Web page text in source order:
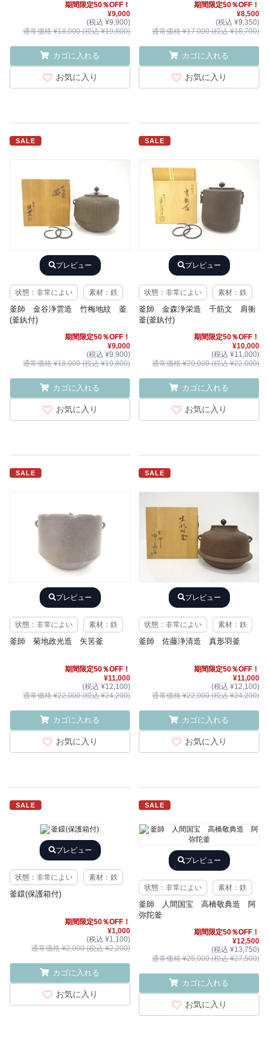
期間限定50％OFF！
¥9,000
(税込 ¥9,900)
通常価格 ¥18,000 (税込 ¥19,800)
カゴに入れる
お気に入り
期間限定50％OFF！
¥8,500
(税込 ¥9,350)
通常価格 ¥17,000 (税込 ¥18,700)
カゴに入れる
お気に入り
SALE
プレビュー
状態：非常によい 素材：鉄
釜師 金谷浄雲造 竹梅地紋 釜
(釜釻付)
期間限定50％OFF！
¥9,000
(税込 ¥9,900)
通常価格 ¥18,000 (税込 ¥19,800)
カゴに入れる
お気に入り
SALE
プレビュー
状態：非常によい 素材：鉄
釜師 金森浄栄造 千筋文 肩衝
釜(釜釻付)
期間限定50％OFF！
¥10,000
(税込 ¥11,000)
通常価格 ¥20,000 (税込 ¥22,000)
カゴに入れる
お気に入り
SALE
プレビュー
状態：非常によい 素材：鉄
釜師 菊地政光造 矢筈釜
期間限定50％OFF！
¥11,000
(税込 ¥12,100)
通常価格 ¥22,000 (税込 ¥24,200)
カゴに入れる
お気に入り
SALE
プレビュー
状態：非常によい 素材：鉄
釜師 佐藤浄清造 真形羽釜
期間限定50％OFF！
¥11,000
(税込 ¥12,100)
通常価格 ¥22,000 (税込 ¥24,200)
カゴに入れる
お気に入り
SALE
プレビュー
状態：非常によい 素材：鉄
釜鐶(保護箱付)
期間限定50％OFF！
¥1,000
(税込 ¥1,100)
通常価格 ¥2,000 (税込 ¥2,200)
カゴに入れる
お気に入り
SALE
プレビュー
状態：非常によい 素材：鉄
釜師 人間国宝 高橋敬典造 阿
弥陀釜
期間限定50％OFF！
¥12,500
(税込 ¥13,750)
通常価格 ¥25,000 (税込 ¥27,500)
カゴに入れる
お気に入り